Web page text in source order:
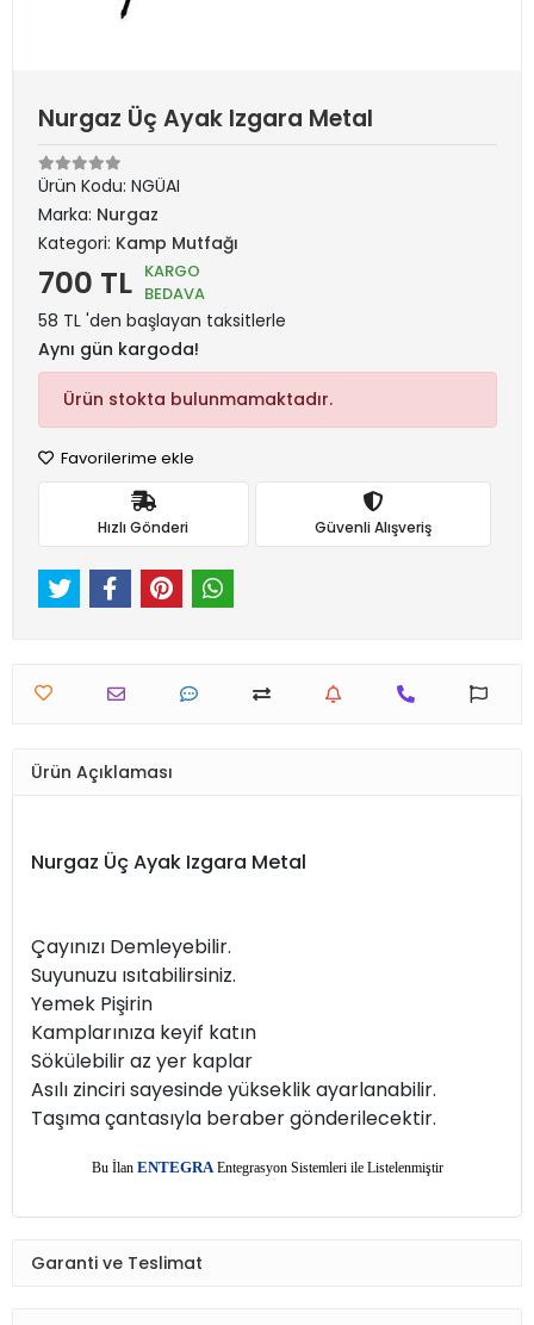
Nurgaz Üç Ayak Izgara Metal
Ürün Kodu: NGÜAI
Marka: Nurgaz
Kategori: Kamp Mutfağı
700 TL KARGO
BEDAVA
58 TL 'den başlayan taksitlerle
Aynı gün kargoda!
Ürün stokta bulunmamaktadır.
Favorilerime ekle
Hızlı Gönderi Güvenli Alışveriş
Ürün Açıklaması
Nurgaz Üç Ayak Izgara Metal
Çayınızı Demleyebilir.
Suyunuzu ısıtabilirsiniz.
Yemek Pişirin
Kamplarınıza keyif katın
Sökülebilir az yer kaplar
Asılı zinciri sayesinde yükseklik ayarlanabilir.
Taşıma çantasıyla beraber gönderilecektir.
Bu İlan ENTEGRAEntegrasyon Sistemleri ile Listelenmiştir
Garanti ve Teslimat